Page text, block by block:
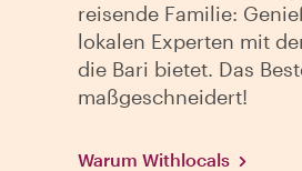
reisende Familie:
lokalen Experten mit
die Bari bietet. Das
maßgeschneidert!
Warum Withlocals